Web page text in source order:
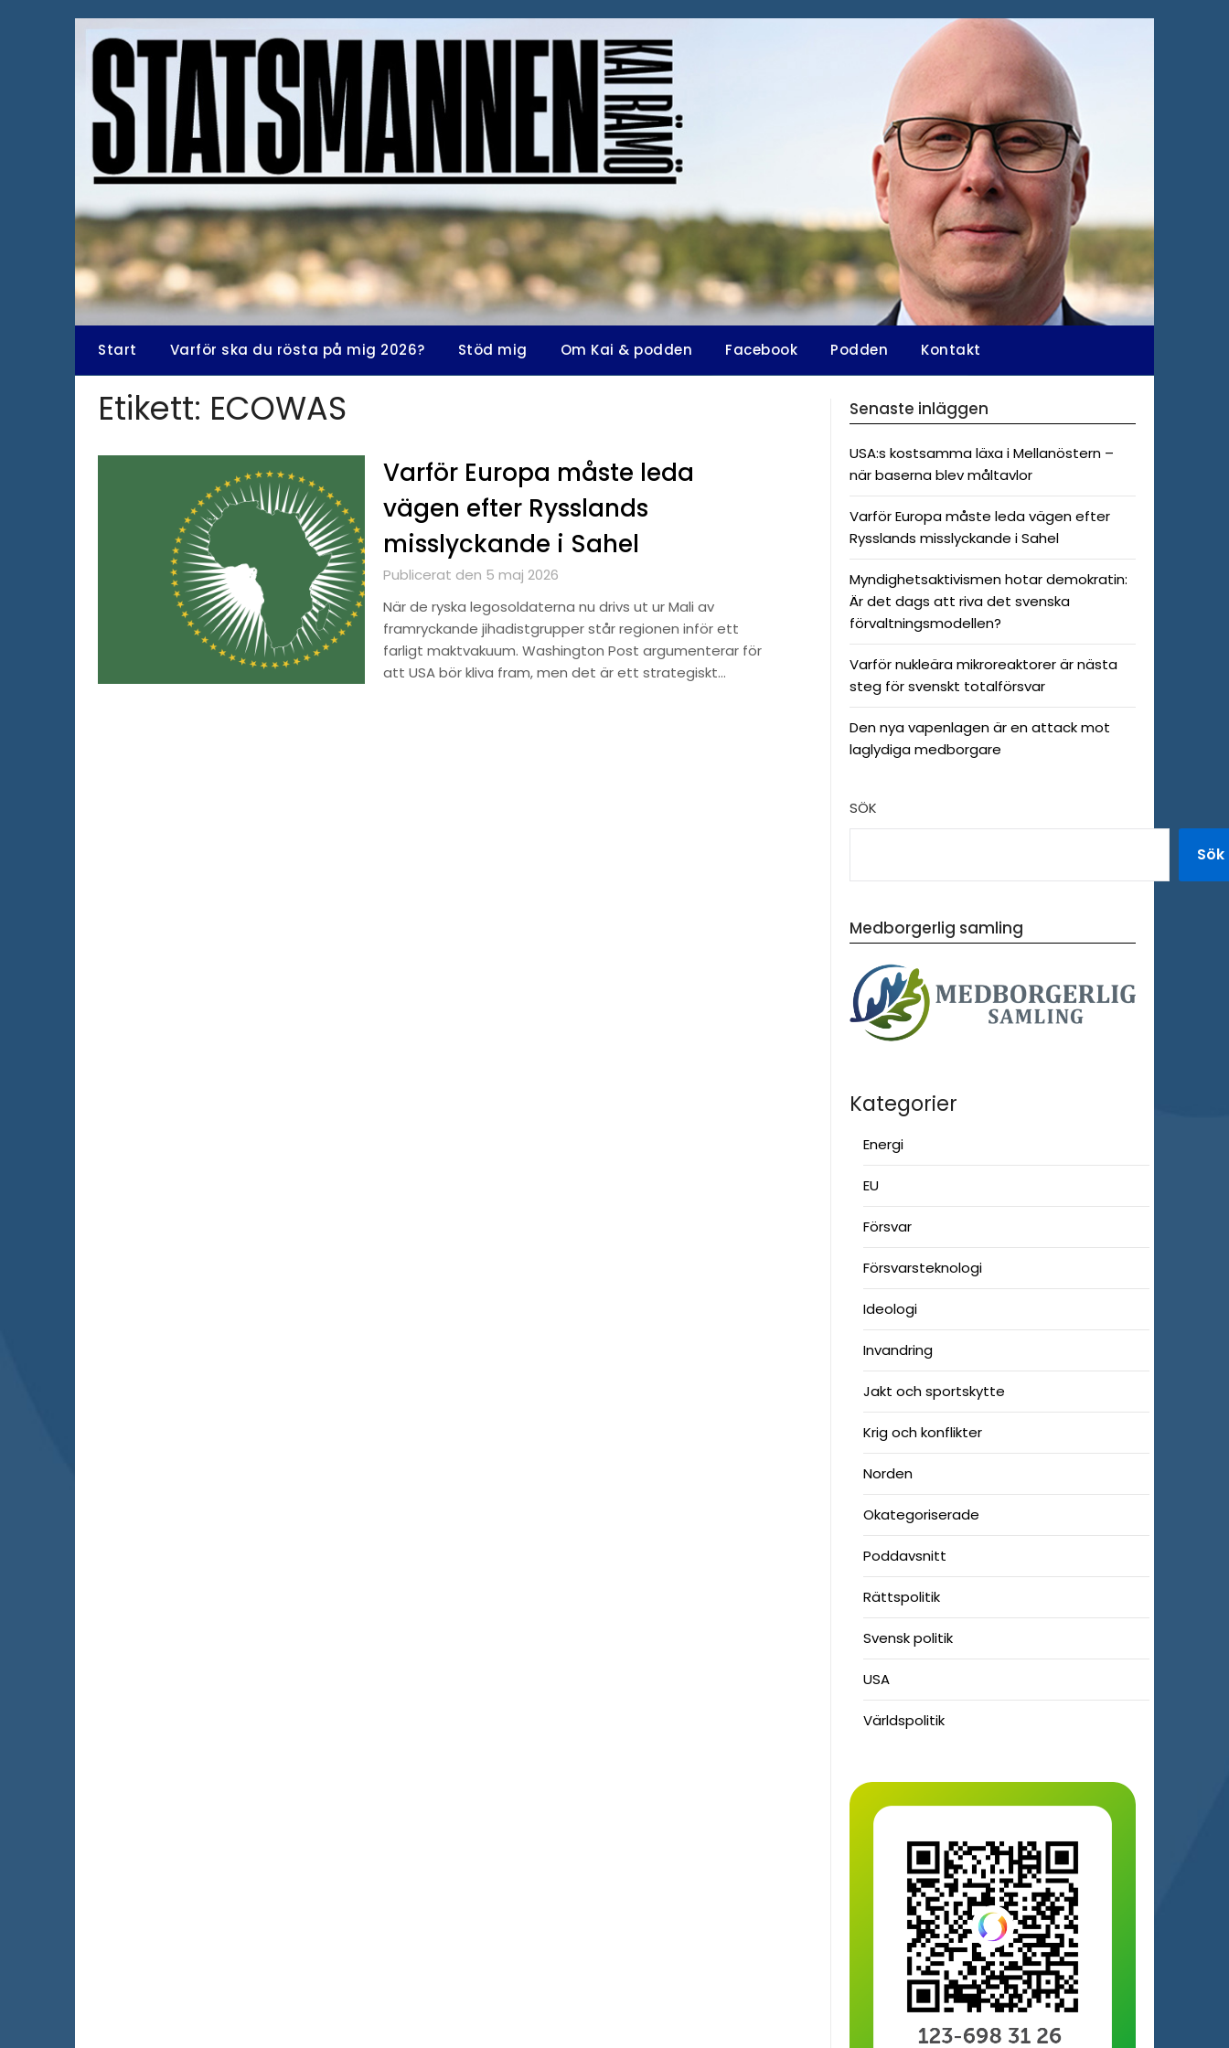
Start Varför ska du rösta på mig 2026? Stöd mig Om Kai & podden Facebook Podden Kontakt
Etikett: ECOWAS
Varför Europa måste leda
vägen efter Rysslands
misslyckande i Sahel
Publicerat den 5 maj 2026
När de ryska legosoldaterna nu drivs ut ur Mali av
framryckande jihadistgrupper står regionen inför ett
farligt maktvakuum. Washington Post argumenterar för
att USA bör kliva fram, men det är ett strategiskt…
Senaste inläggen
USA:s kostsamma läxa i Mellanöstern –
när baserna blev måltavlor
Varför Europa måste leda vägen efter
Rysslands misslyckande i Sahel
Myndighetsaktivismen hotar demokratin:
Är det dags att riva det svenska
förvaltningsmodellen?
Varför nukleära mikroreaktorer är nästa
steg för svenskt totalförsvar
Den nya vapenlagen är en attack mot
laglydiga medborgare
SÖK
Sök
Medborgerlig samling
Kategorier
Energi
EU
Försvar
Försvarsteknologi
Ideologi
Invandring
Jakt och sportskytte
Krig och konflikter
Norden
Okategoriserade
Poddavsnitt
Rättspolitik
Svensk politik
USA
Världspolitik